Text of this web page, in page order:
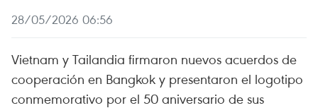
28/05/2026 06:56
Vietnam y Tailandia firmaron nuevos acuerdos de
cooperación en Bangkok y presentaron el logotipo
conmemorativo por el 50 aniversario de sus